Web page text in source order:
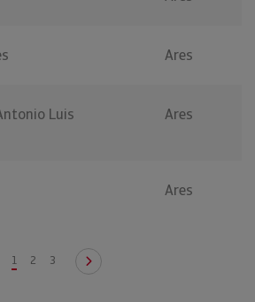
Ares
Luis
Ares
Ares
1 2 3